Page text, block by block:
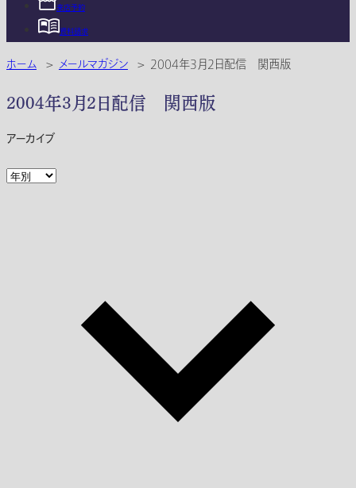
来店予約
資料請求
ホーム > メールマガジン > 2004年3月2日配信 関西版
2004年3月2日配信 関西版
アーカイブ